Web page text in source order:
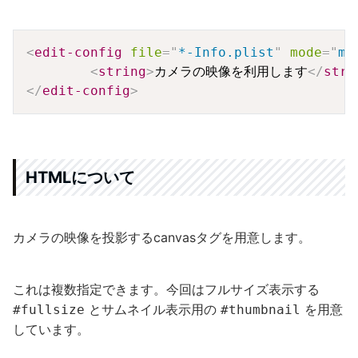
<edit-config file=" *-Info.plist " mode="
<string>カメラの映像を利用します</
</edit-config>
HTMLについて
カメラの映像を投影するcanvasタグを用意します。
これは複数指定できます。今回はフルサイズ表示する
#fullsize とサムネイル表示用の #thumbnail を用意
しています。